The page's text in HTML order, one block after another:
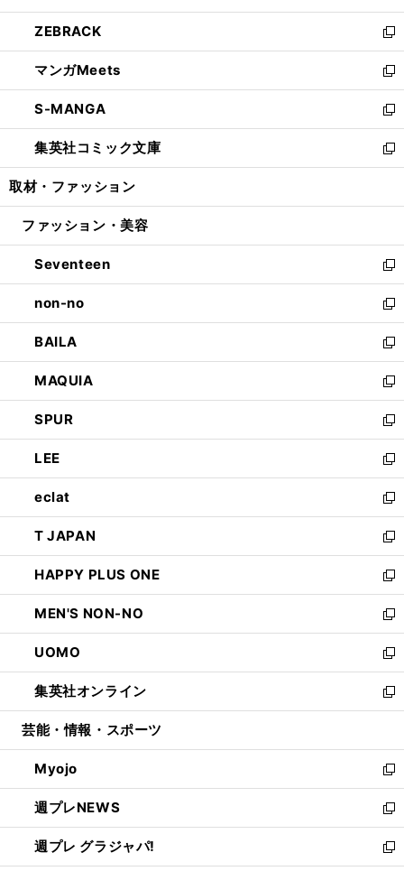
開
く
ウ
で
開
く
ン
ド
ウ
で
開
く
ウ
ィ
ン
ド
ウ
で
開
く
し
い
ウ
ィ
ン
ド
ウ
で
開
ZEBRACK
新
し
い
ウ
ィ
ン
ド
ウ
開
マンガMeets
新
し
い
ウ
ィ
ン
ウ
開
く
S-MANGA
新
し
い
ウ
ン
ウ
で
開
く
集英社コミック文庫
新
し
ウ
ン
ド
ウ
で
開
く
取材・ファッション
ファッション・美容
Seventeen
新
し
い
ウ
ィ
ン
ド
ウ
で
開
く
non-no
新
し
い
ウ
ィ
ン
ド
ウ
で
開
く
BAILA
新
し
い
ウ
ィ
ン
ド
ウ
で
開
く
MAQUIA
新
し
い
ウ
ィ
ン
ド
ウ
で
開
く
SPUR
新
し
い
ウ
ィ
ン
ド
ウ
で
開
く
LEE
新
し
い
ウ
ィ
ン
ド
ウ
で
開
く
eclat
新
し
い
ウ
ィ
ン
ド
ウ
で
開
く
T JAPAN
新
し
い
ウ
ィ
ン
ド
ウ
で
開
HAPPY PLUS ONE
新
し
い
ウ
ィ
ン
ド
ウ
開
く
MEN'S NON-NO
新
し
い
ウ
ィ
ン
ウ
で
開
く
UOMO
新
し
い
ウ
ン
ド
ウ
で
開
く
集英社オンライン
新
し
ウ
ィ
ン
ド
ウ
で
開
芸能・情報・スポーツ
Myojo
新
し
い
ウ
ィ
ン
週プレNEWS
新
し
い
週プレ グラジャパ!
新